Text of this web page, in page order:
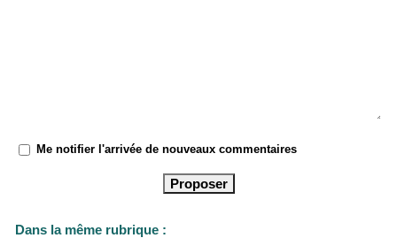
Me notifier l'arrivée de nouveaux commentaires
Dans la même rubrique :